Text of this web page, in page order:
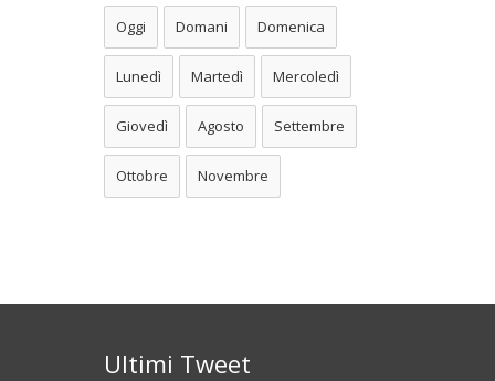
Oggi Domani Domenica
Lunedì Martedì Mercoledì
Giovedì Agosto Settembre
Ottobre Novembre
Ultimi Tweet